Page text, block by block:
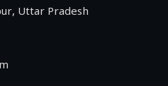
Uttar Pradesh